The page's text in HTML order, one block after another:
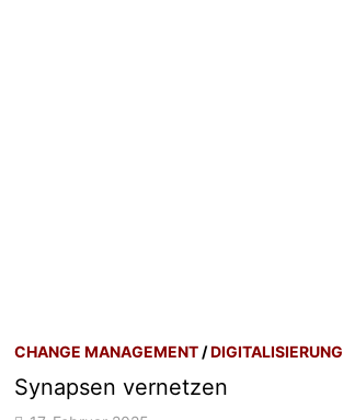
CHANGE MANAGEMENT /DIGITALISIERUNG
Synapsen vernetzen